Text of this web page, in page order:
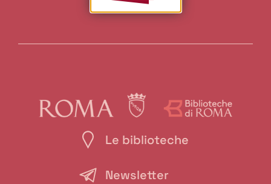
Le biblioteche
Newsletter